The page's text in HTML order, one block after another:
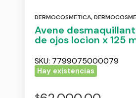
DERMOCOSMETICA,
Avene
de ojos locion x 125
SKU: 7799075000079
Hay existencias